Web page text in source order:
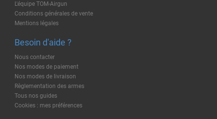
L'équipe TOM-Airgun
Conditions générales de vente
Mentions légales
Besoin d'aide ?
Nous contacter
Nos modes de paiement
Nos modes de livraison
Règlementation des armes
Tous nos guides
Cookies : mes préférences